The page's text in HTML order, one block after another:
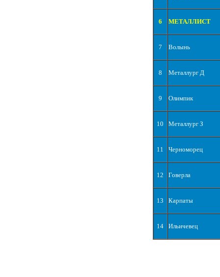
6 МЕТАЛЛИСТ
7 Волынь
8 Металлург Д
9 Олимпик
10 Металлург З
11 Черноморец
12 Говерла
13 Карпаты
14 Ильичевец